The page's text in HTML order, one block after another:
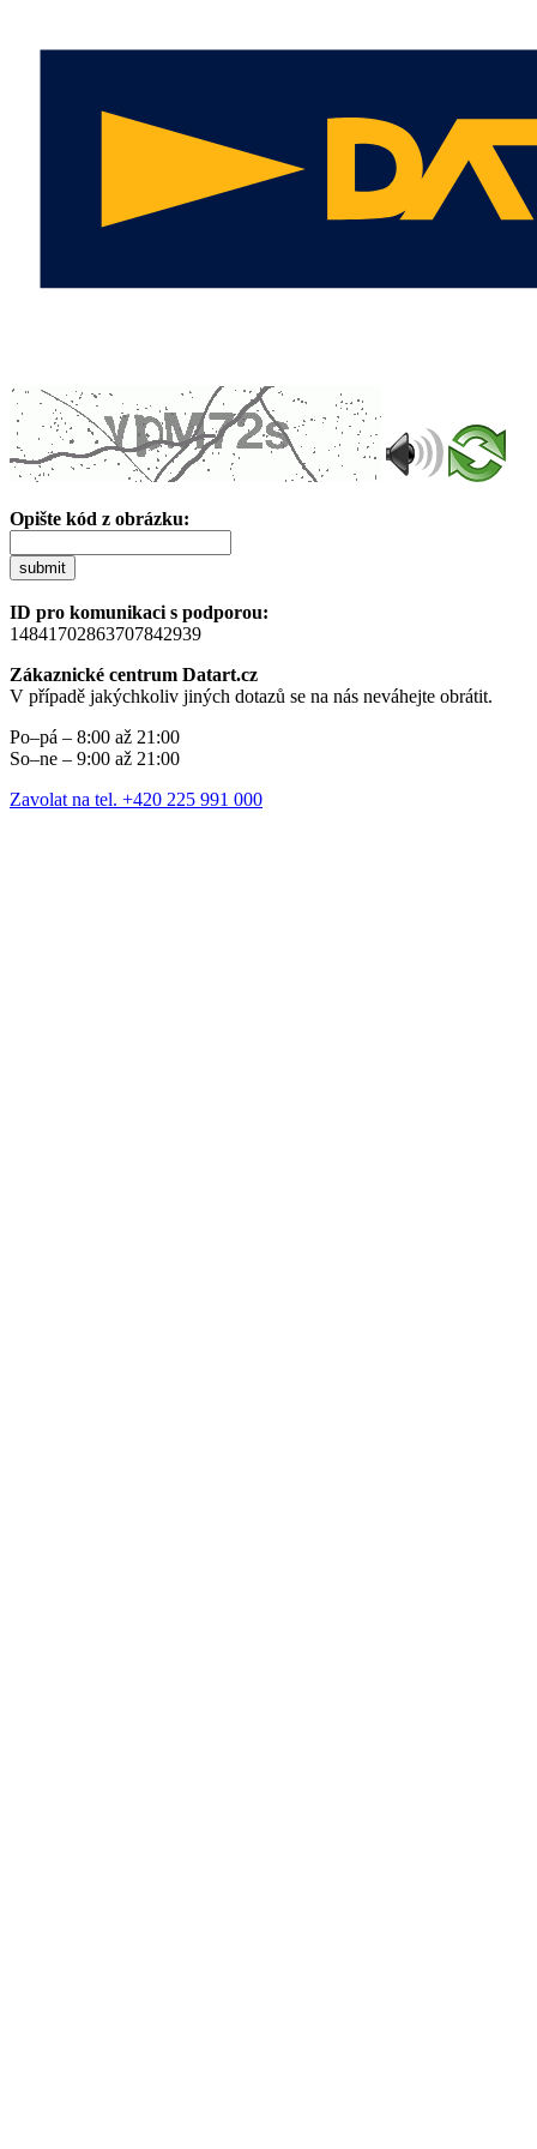
Opište kód z obrázku:
submit
ID pro komunikaci s podporou:
14841702863707842939
Zákaznické centrum Datart.cz
V případě jakýchkoliv jiných dotazů se na nás neváhejte obrátit.
Po–pá – 8:00 až 21:00
So–ne – 9:00 až 21:00
Zavolat na tel. +420 225 991 000